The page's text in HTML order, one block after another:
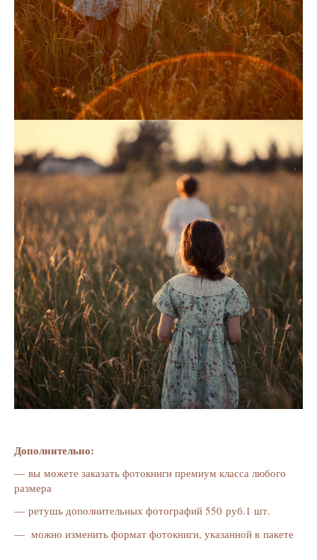
Дополнительно:
— вы можете заказать фотокниги премиум класса любого
размера
— ретушь дополнительных фотографий 550 руб.1 шт.
— можно изменить формат фотокниги, указанной в пакете